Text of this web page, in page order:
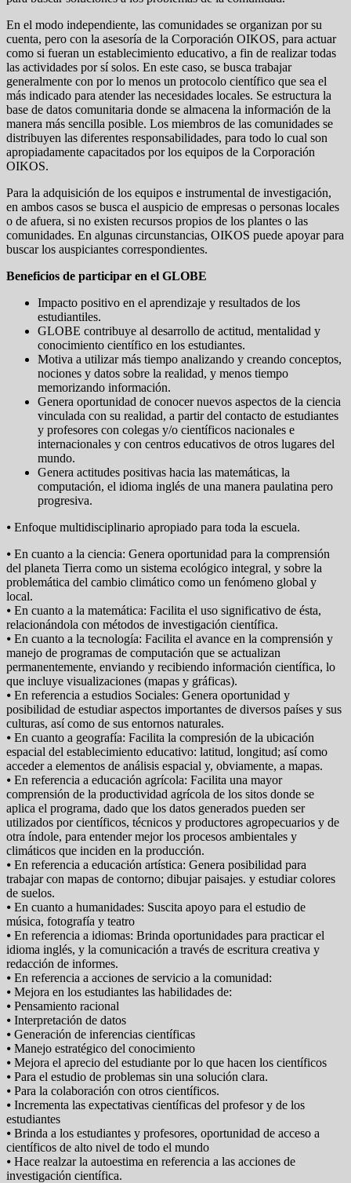
En el modo independiente, las comunidades se organizan por su
cuenta, pero con la asesoría de la Corporación OIKOS, para actuar
como si fueran un establecimiento educativo, a fin de realizar todas
las actividades por sí solos. En este caso, se busca trabajar
generalmente con por lo menos un protocolo científico que sea el
más indicado para atender las necesidades locales. Se estructura la
base de datos comunitaria donde se almacena la información de la
manera más sencilla posible. Los miembros de las comunidades se
distribuyen las diferentes responsabilidades, para todo lo cual son
apropiadamente capacitados por los equipos de la Corporación
OIKOS.
Para la adquisición de los equipos e instrumental de investigación,
en ambos casos se busca el auspicio de empresas o personas locales
o de afuera, si no existen recursos propios de los plantes o las
comunidades. En algunas circunstancias, OIKOS puede apoyar para
buscar los auspiciantes correspondientes.
Beneficios de participar en el GLOBE
Impacto positivo en el aprendizaje y resultados de los
estudiantiles.
GLOBE contribuye al desarrollo de actitud, mentalidad y
conocimiento científico en los estudiantes.
Motiva a utilizar más tiempo analizando y creando conceptos,
nociones y datos sobre la realidad, y menos tiempo
memorizando información.
Genera oportunidad de conocer nuevos aspectos de la ciencia
vinculada con su realidad, a partir del contacto de estudiantes
y profesores con colegas y/o científicos nacionales e
internacionales y con centros educativos de otros lugares del
mundo.
Genera actitudes positivas hacia las matemáticas, la
computación, el idioma inglés de una manera paulatina pero
progresiva.
⦁ Enfoque multidisciplinario apropiado para toda la escuela.
⦁ En cuanto a la ciencia: Genera oportunidad para la comprensión
del planeta Tierra como un sistema ecológico integral, y sobre la
problemática del cambio climático como un fenómeno global y
local.
⦁ En cuanto a la matemática: Facilita el uso significativo de ésta,
relacionándola con métodos de investigación científica.
⦁ En cuanto a la tecnología: Facilita el avance en la comprensión y
manejo de programas de computación que se actualizan
permanentemente, enviando y recibiendo información científica, lo
que incluye visualizaciones (mapas y gráficas).
⦁ En referencia a estudios Sociales: Genera oportunidad y
posibilidad de estudiar aspectos importantes de diversos países y sus
culturas, así como de sus entornos naturales.
⦁ En cuanto a geografía: Facilita la compresión de la ubicación
espacial del establecimiento educativo: latitud, longitud; así como
acceder a elementos de análisis espacial y, obviamente, a mapas.
⦁ En referencia a educación agrícola: Facilita una mayor
comprensión de la productividad agrícola de los sitos donde se
aplica el programa, dado que los datos generados pueden ser
utilizados por científicos, técnicos y productores agropecuarios y de
otra índole, para entender mejor los procesos ambientales y
climáticos que inciden en la producción.
⦁ En referencia a educación artística: Genera posibilidad para
trabajar con mapas de contorno; dibujar paisajes. y estudiar colores
de suelos.
⦁ En cuanto a humanidades: Suscita apoyo para el estudio de
música, fotografía y teatro
⦁ En referencia a idiomas: Brinda oportunidades para practicar el
idioma inglés, y la comunicación a través de escritura creativa y
redacción de informes.
⦁ En referencia a acciones de servicio a la comunidad:
⦁ Mejora en los estudiantes las habilidades de:
⦁ Pensamiento racional
⦁ Interpretación de datos
⦁ Generación de inferencias científicas
⦁ Manejo estratégico del conocimiento
⦁ Mejora el aprecio del estudiante por lo que hacen los científicos
⦁ Para el estudio de problemas sin una solución clara.
⦁ Para la colaboración con otros científicos.
⦁ Incrementa las expectativas científicas del profesor y de los
estudiantes
⦁ Brinda a los estudiantes y profesores, oportunidad de acceso a
científicos de alto nivel de todo el mundo
⦁ Hace realzar la autoestima en referencia a las acciones de
investigación científica.